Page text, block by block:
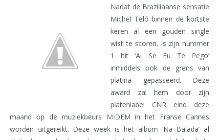
Nadat de Braziliaanse sensatie
Michel Teló binnen de kortste
keren al een gouden single
wist te scoren, is zijn nummer
1 hit ‘Ai Se Eu Te Pego’
inmiddels ook de grens van
platina gepasseerd. Deze
award zal hem door zijn
platenlabel CNR eind deze
maand op de muziekbeurs MIDEM in het Franse Cannes
worden uitgereikt. Deze week is het album ‘Na Balada’ al